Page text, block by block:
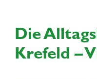
Kontaktformular
Die
Krefeld –